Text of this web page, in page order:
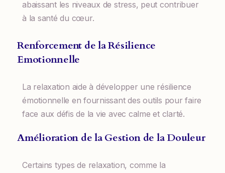
abaissant les niveaux de stress, peut contribuer
à la santé du cœur.
Renforcement de la Résilience
Emotionnelle
La relaxation aide à développer une résilience
émotionnelle en fournissant des outils pour faire
face aux défis de la vie avec calme et clarté.
Amélioration de la Gestion de la Douleur
Certains types de relaxation, comme la